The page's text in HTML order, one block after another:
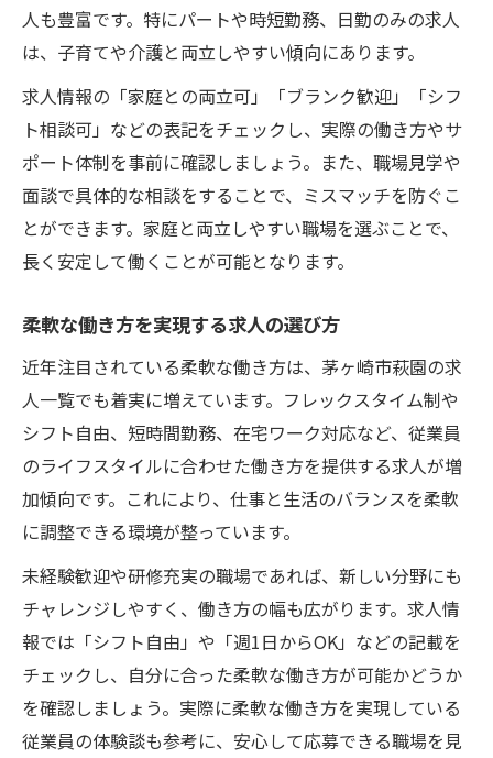
人も豊富です。特にパートや時短勤務、日勤のみの求人
は、子育てや介護と両立しやすい傾向にあります。
求人情報の「家庭との両立可」「ブランク歓迎」「シフ
ト相談可」などの表記をチェックし、実際の働き方やサ
ポート体制を事前に確認しましょう。また、職場見学や
面談で具体的な相談をすることで、ミスマッチを防ぐこ
とができます。家庭と両立しやすい職場を選ぶことで、
長く安定して働くことが可能となります。
柔軟な働き方を実現する求人の選び方
近年注目されている柔軟な働き方は、茅ヶ崎市萩園の求
人一覧でも着実に増えています。フレックスタイム制や
シフト自由、短時間勤務、在宅ワーク対応など、従業員
のライフスタイルに合わせた働き方を提供する求人が増
加傾向です。これにより、仕事と生活のバランスを柔軟
に調整できる環境が整っています。
未経験歓迎や研修充実の職場であれば、新しい分野にも
チャレンジしやすく、働き方の幅も広がります。求人情
報では「シフト自由」や「週1日からOK」などの記載を
チェックし、自分に合った柔軟な働き方が可能かどうか
を確認しましょう。実際に柔軟な働き方を実現している
従業員の体験談も参考に、安心して応募できる職場を見